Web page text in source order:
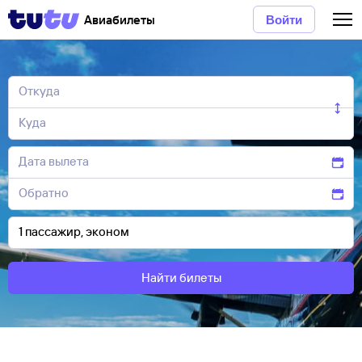
Авиабилеты Войти
Найти билеты